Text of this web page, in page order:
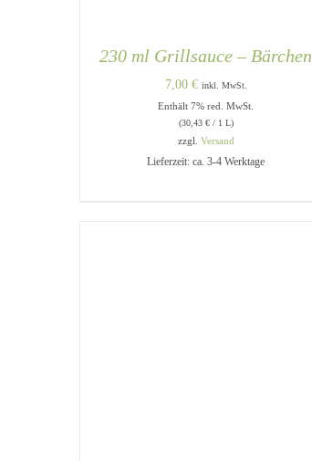
230 ml Grillsauce – Bärchen
7,00 € inkl. MwSt.
Enthält 7% red. MwSt.
(30,43 €/ 1 L)
zzgl. Versand
Lieferzeit: ca. 3-4 Werktage